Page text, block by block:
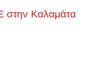
στην Καλαμάτα